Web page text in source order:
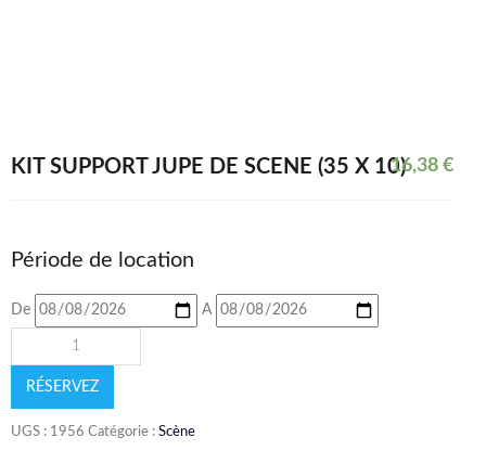
KIT SUPPORT JUPE DE SCÈNE (35 X 10)16,38 €
Période de location
De A
RÉSERVEZ
UGS : 1956 Catégorie : Scène